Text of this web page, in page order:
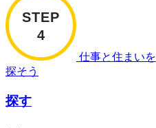
仕事と住まいを
探そう
探す